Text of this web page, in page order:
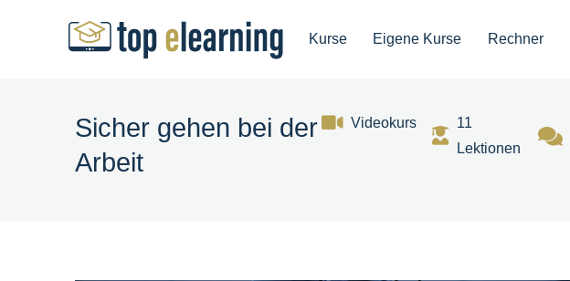
Kurse Eigene Kurse Rechner
Sicher gehen bei der
Arbeit
Videokurs
11
Lektionen